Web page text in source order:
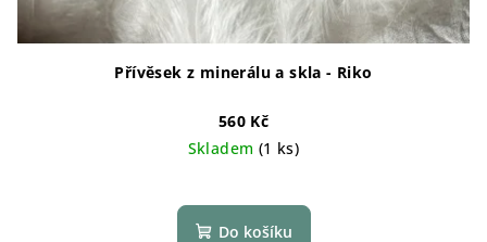
Přívěsek z minerálu a skla - Riko
560 Kč
Skladem (1 ks)
Do košíku